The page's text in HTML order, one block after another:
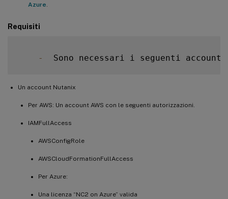
Azure
Requisiti
-
Sono necessari i seguenti
Un account Nutanix
Per AWS: Un account AWS con le seguenti autorizzazioni.
IAMFullAccess
AWSConfigRole
AWSCloudFormationFullAccess
Per Azure:
Una licenza “NC2 on Azure” valida